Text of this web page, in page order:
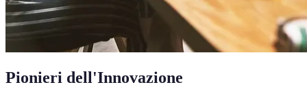
Pionieri dell'Innovazione